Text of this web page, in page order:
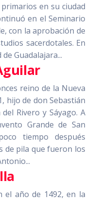
en su ciudad
en el Seminario
con la aprobación de
sacerdotales. En
Guadalajara...
reino de la Nueva
hijo de don Sebastián
Rivero y Sáyago. A
Grande de San
tiempo después
de pila que fueron los
el año de 1492, en la